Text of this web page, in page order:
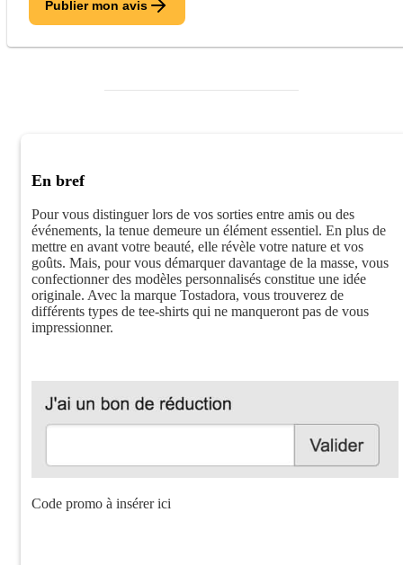
Publier mon avis
En bref
Pour vous distinguer lors de vos sorties entre amis ou des
événements, la tenue demeure un élément essentiel. En plus de
mettre en avant votre beauté, elle révèle votre nature et vos
goûts. Mais, pour vous démarquer davantage de la masse, vous
confectionner des modèles personnalisés constitue une idée
originale. Avec la marque Tostadora, vous trouverez de
différents types de tee-shirts qui ne manqueront pas de vous
impressionner.
Code promo à insérer ici